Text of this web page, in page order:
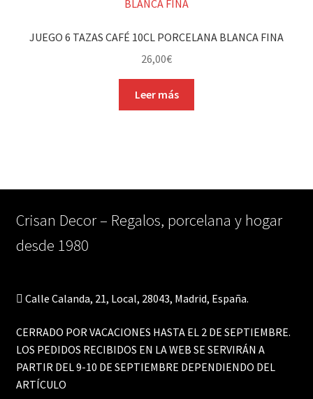
JUEGO 6 TAZAS CAFÉ 10CL PORCELANA BLANCA FINA
26,00€
Leer más
Crisan Decor – Regalos, porcelana y hogar
desde 1980
Calle Calanda, 21, Local, 28043, Madrid, España.
CERRADO POR VACACIONES HASTA EL 2 DE SEPTIEMBRE.
LOS PEDIDOS RECIBIDOS EN LA WEB SE SERVIRÁN A
PARTIR DEL 9-10 DE SEPTIEMBRE DEPENDIENDO DEL
ARTÍCULO